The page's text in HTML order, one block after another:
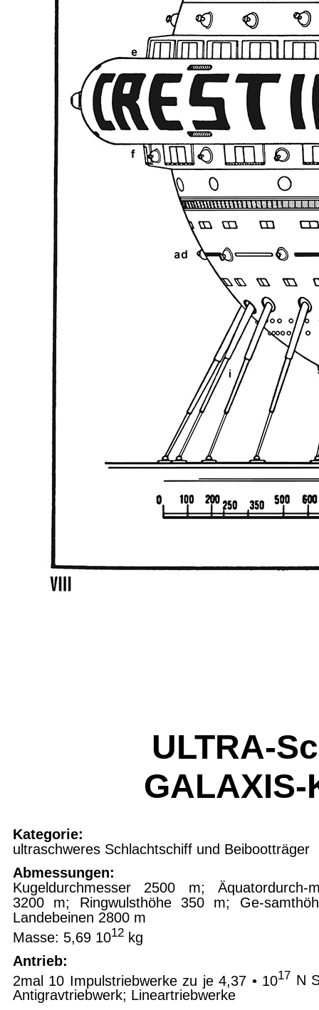
ULTRA-
GALAXIS-
Kategorie:
ultraschweres Schlachtschiff und Beibootträger
Abmessungen:
Kugeldurchmesser 2500 m; Äquatordurch-
3200 m; Ringwulsthöhe 350 m; Ge-
Landebeinen 2800 m
Masse: 5,69 1012 kg
Antrieb:
2mal 10 Impulstriebwerke zu je 4,37 • 1017 N
Antigravtriebwerk; Lineartriebwerke